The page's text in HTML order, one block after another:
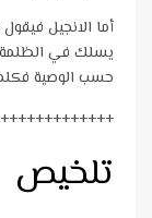
أما الانجيل
يسلك في الظلمة
حسب الوصية
تلخيص